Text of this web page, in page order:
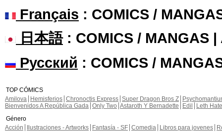
Français : COMICS /
日本語: COMICS / MANGAS |
Русский : COMICS /
TOP CÓMICS
Amilova
Hemisferios Chronoctis Express Super Dragon Bros Z
Bienvenidos A República Gada Only Two Astaroth Y Bernadette Edil
Leth Hate
Género
Acción
Ilustraciones - Artworks Fantasía - SF Comedia Libros para jovenes